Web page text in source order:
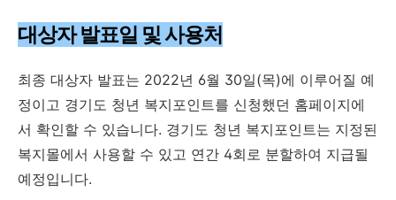
대상자 발표일 및 사용처
최종 대상자 발표는 2022년 6월 30일(목)에 이루어질 예
정이고 경기도 청년 복지포인트를 신청했던 홈페이지에
서 확인할 수 있습니다. 경기도 청년 복지포인트는 지정된
복지몰에서 사용할 수 있고 연간 4회로 분할하여 지급될
예정입니다.